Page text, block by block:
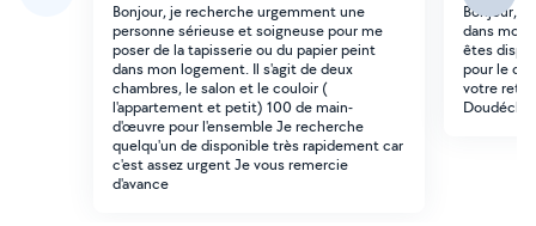
Bonjour, je recherche urgemment une
personne sérieuse et soigneuse pour me
poser de la tapisserie ou du papier peint
dans mon logement. Il s'agit de deux
chambres, le salon et le couloir (
l'appartement et petit) 100 de main-
d'œuvre pour l'ensemble Je recherche
quelqu'un de disponible très rapidement car
c'est assez urgent Je vous remercie
d'avance
Bonjour,
dans mon
êtes
pour le
votre
Doudéche